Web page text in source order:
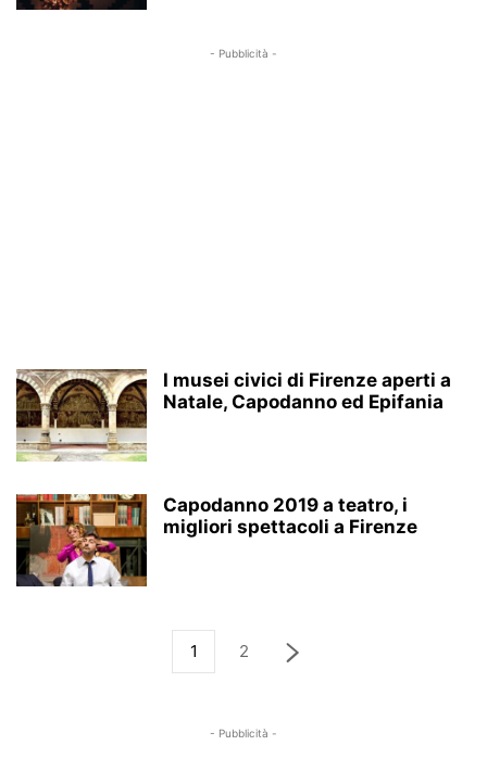
- Pubblicità -
I musei civici di Firenze aperti a
Natale, Capodanno ed Epifania
Capodanno 2019 a teatro, i
migliori spettacoli a Firenze
1 2
- Pubblicità -